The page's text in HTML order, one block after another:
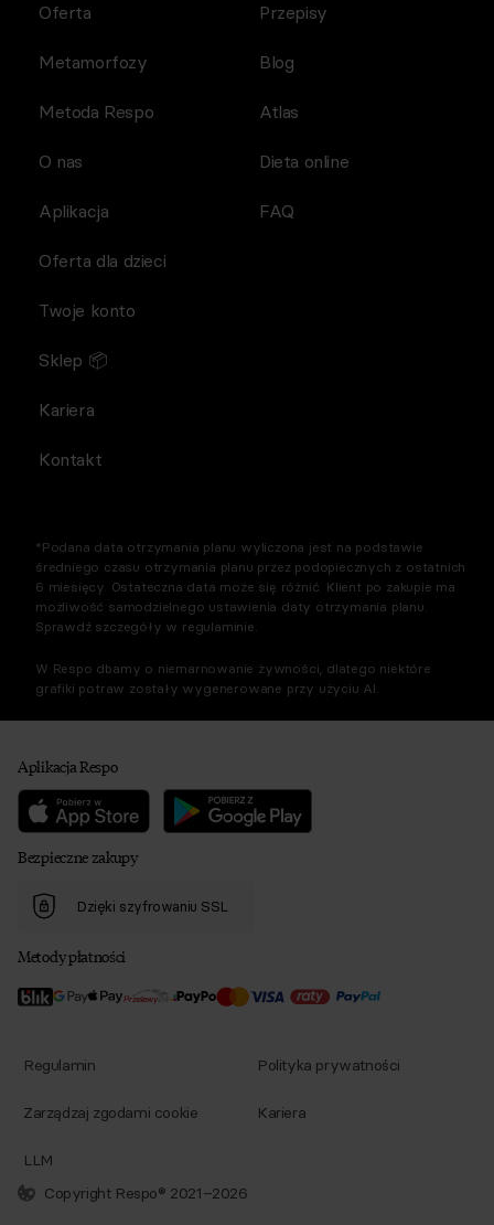
Oferta
Metamorfozy
Metoda Respo
O nas
Aplikacja
Przepisy
Blog
Atlas
Dieta online
FAQ
Oferta dla dzieci
Twoje konto
Sklep 📦
Kariera
Kontakt
*Podana data otrzymania planu wyliczona jest na podstawie
średniego czasu otrzymania planu przez podopiecznych z ostatnich
6 miesięcy. Ostateczna data może się różnić. Klient po zakupie ma
możliwość samodzielnego ustawienia daty otrzymania planu.
Sprawdź szczegóły w regulaminie.
W Respo dbamy o niemarnowanie żywności, dlatego niektóre
grafiki potraw zostały wygenerowane przy użyciu AI.
Aplikacja Respo
Bezpieczne zakupy
Dzięki szyfrowaniu SSL
Metody płatności
Copyright Respo® 2021–2026
Regulamin Polityka prywatności
Zarządzaj zgodami cookie Kariera
LLM